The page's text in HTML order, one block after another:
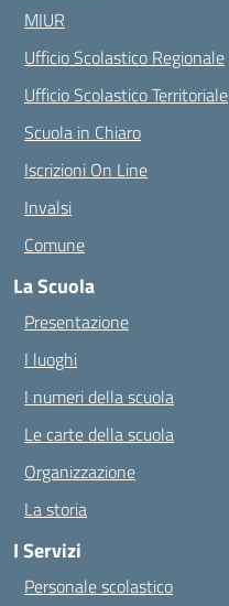
MIUR
Ufficio Scolastico Regionale
Ufficio Scolastico Territoriale
Scuola in Chiaro
Iscrizioni On Line
Invalsi
Comune
La Scuola
Presentazione
I luoghi
I numeri della scuola
Le carte della scuola
Organizzazione
La storia
I Servizi
Personale scolastico